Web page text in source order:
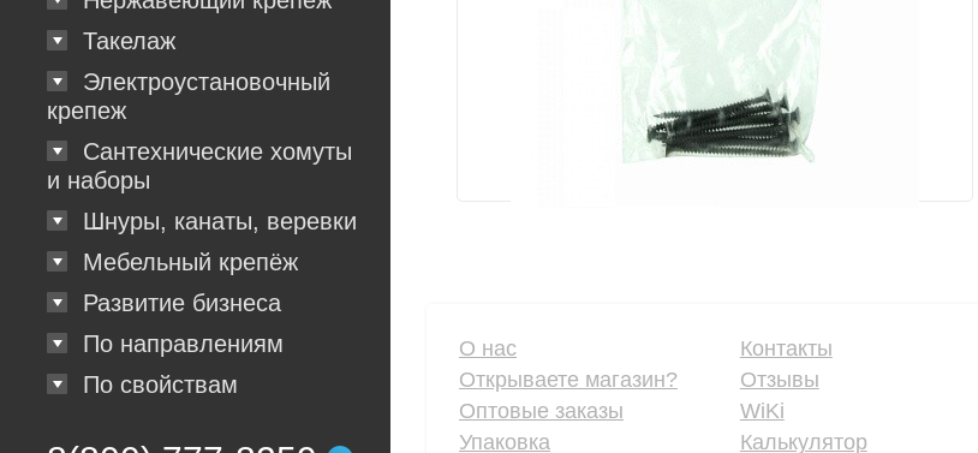
Такелаж
Электроустановочный
крепеж
Сантехнические хомуты
и наборы
Шнуры, канаты, веревки
Мебельный крепёж
Развитие бизнеса
По направлениям
По свойствам
О нас
Открываете магазин?
Оптовые заказы
Упаковка
Контакты
Отзывы
WiKi
Калькулятор